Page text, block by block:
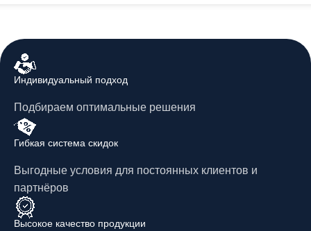
Индивидуальный подход
Подбираем оптимальные решения
Гибкая система скидок
Выгодные условия для постоянных клиентов и
партнёров
Высокое качество продукции